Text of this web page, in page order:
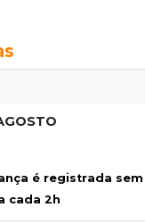
é registrada sem
cada 2h